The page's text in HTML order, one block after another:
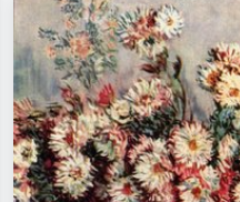
oder Stilen – z.B. Monet,
Sternennacht, Impressionismus, Welle
Hokusai, Akt.